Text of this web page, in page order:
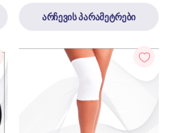
არჩევის პარამეტრები